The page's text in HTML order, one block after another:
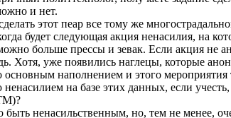
и нет.
этот пеар все тому же
будет следующая акция ненасилия, на
больше прессы и зевак. Если акция не
Хотя, уже появились наглецы, которые
наполнением и этого
на базе этих данных, если
ненасильственным, но, тем не менее,